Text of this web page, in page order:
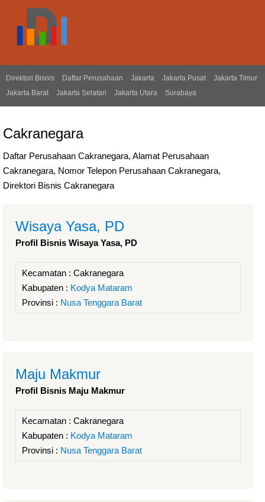
Direktori Bisnis Daftar Perusahaan Jakarta Jakarta Pusat
Jakarta Timur
Jakarta Barat
Jakarta Selatan Jakarta Utara Surabaya
Cakranegara
Daftar Perusahaan Cakranegara, Alamat Perusahaan
Cakranegara, Nomor Telepon Perusahaan Cakranegara,
Direktori Bisnis Cakranegara
Wisaya Yasa, PD
Profil Bisnis Wisaya Yasa, PD
Kecamatan : Cakranegara
Kabupaten : Kodya Mataram
Provinsi : Nusa Tenggara Barat
Maju Makmur
Profil Bisnis Maju Makmur
Kecamatan : Cakranegara
Kabupaten : Kodya Mataram
Provinsi : Nusa Tenggara Barat